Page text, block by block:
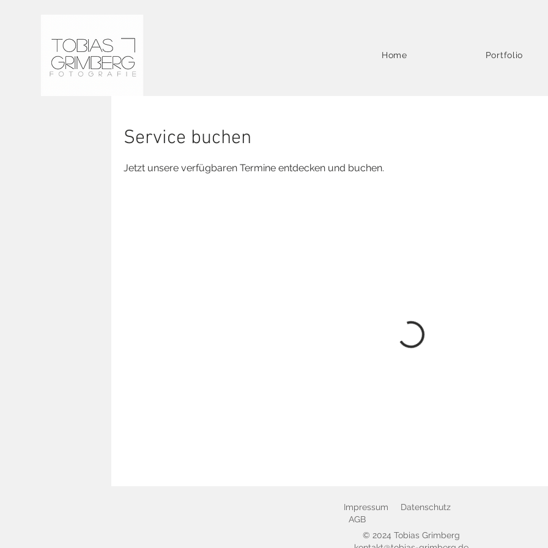
Home Portfolio
Service buchen
Jetzt unsere verfügbaren Termine entdecken und buchen.
Impressum
Datenschutz
AGB
© 2024 Tobias Grimberg